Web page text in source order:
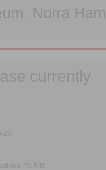
Norra
currently
79 545.